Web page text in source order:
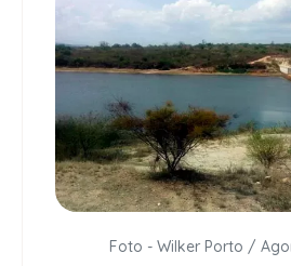
Foto - Wilker Porto /